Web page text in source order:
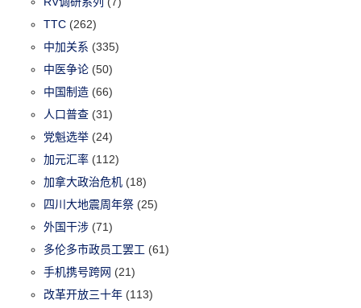
TTC (262)
中加关系 (335)
中医争论 (50)
中国制造 (66)
人口普查 (31)
党魁选举 (24)
加元汇率 (112)
加拿大政治危机 (18)
四川大地震周年祭 (25)
外国干涉 (71)
多伦多市政员工罢工 (61)
手机携号跨网 (21)
改革开放三十年 (113)